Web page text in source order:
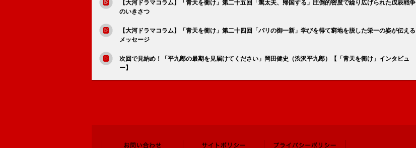
【大河ドラマコラム】「青天を衝け」第二十五回「篤太夫、帰国する」圧倒的密度で繰り広げられた戊辰戦争
のいきさつ
【大河ドラマコラム】「青天を衝け」第二十四回「パリの御一新」学びを得て窮地を脱した栄一の姿が伝える
メッセージ
次回で見納め！「平九郎の最期を見届けてください」岡田健史（渋沢平九郎）【「青天を衝け」インタビュ
ー】